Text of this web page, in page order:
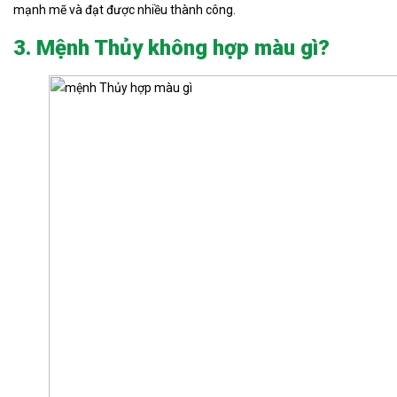
mạnh mẽ và đạt được nhiều thành công.
3. Mệnh Thủy không hợp màu gì?